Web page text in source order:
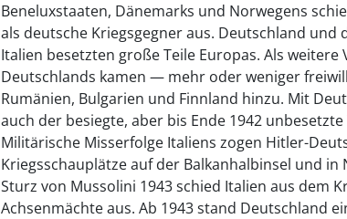
Beneluxstaaten, Dänemarks und Norwegens
als deutsche Kriegsgegner aus. Deutschland und
Italien besetzten große Teile Europas. Als weitere
Deutschlands kamen — mehr oder weniger
Rumänien, Bulgarien und Finnland hinzu. Mit
auch der besiegte, aber bis Ende 1942 unbesetzte
Militärische Misserfolge Italiens zogen Hitler-
Kriegsschauplätze auf der Balkanhalbinsel und in
Sturz von Mussolini 1943 schied Italien aus dem
Achsenmächte aus. Ab 1943 stand Deutschland